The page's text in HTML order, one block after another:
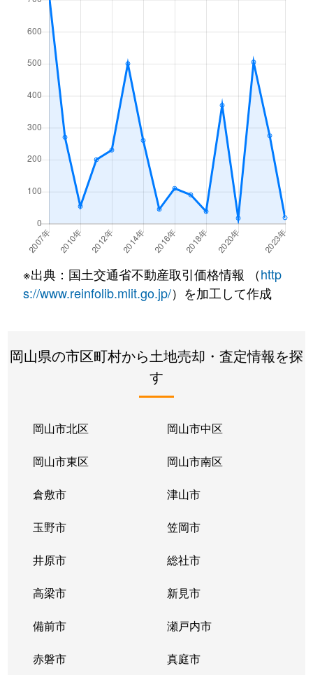
※出典：国土交通省不動産取引価格情報 （http
s://www.reinfolib.mlit.go.jp/）を加工して作成
岡山県の市区町村から土地売却・査定情報を探
す
岡山市北区 岡山市中区
岡山市東区 岡山市南区
倉敷市 津山市
玉野市 笠岡市
井原市 総社市
高梁市 新見市
備前市 瀬戸内市
赤磐市 真庭市